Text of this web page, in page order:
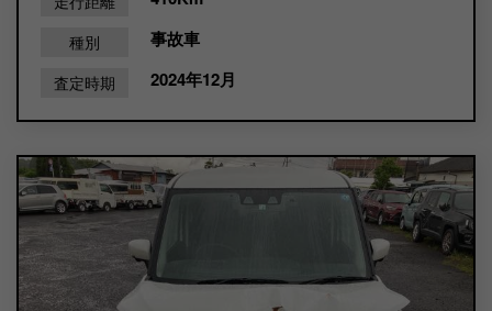
種別 事故車
査定時期 2024年12月